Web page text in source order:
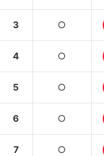
3 ○
4 ○
5 ○
6 ○
7 ○